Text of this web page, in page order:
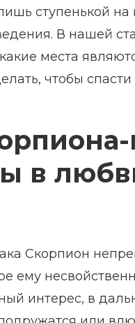
ступенькой
В нашей
места
чтобы спасти
в
Скорпион
ему
интерес, в